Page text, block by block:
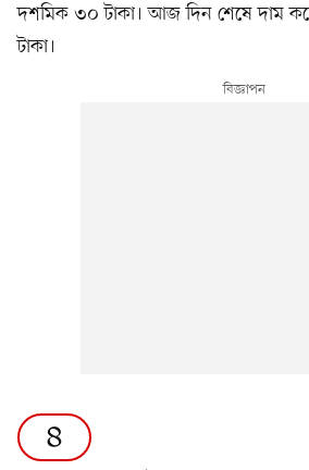
দশমিক ৩০ টাকা। আজ দিন শেষে দাম
টাকা।
৪